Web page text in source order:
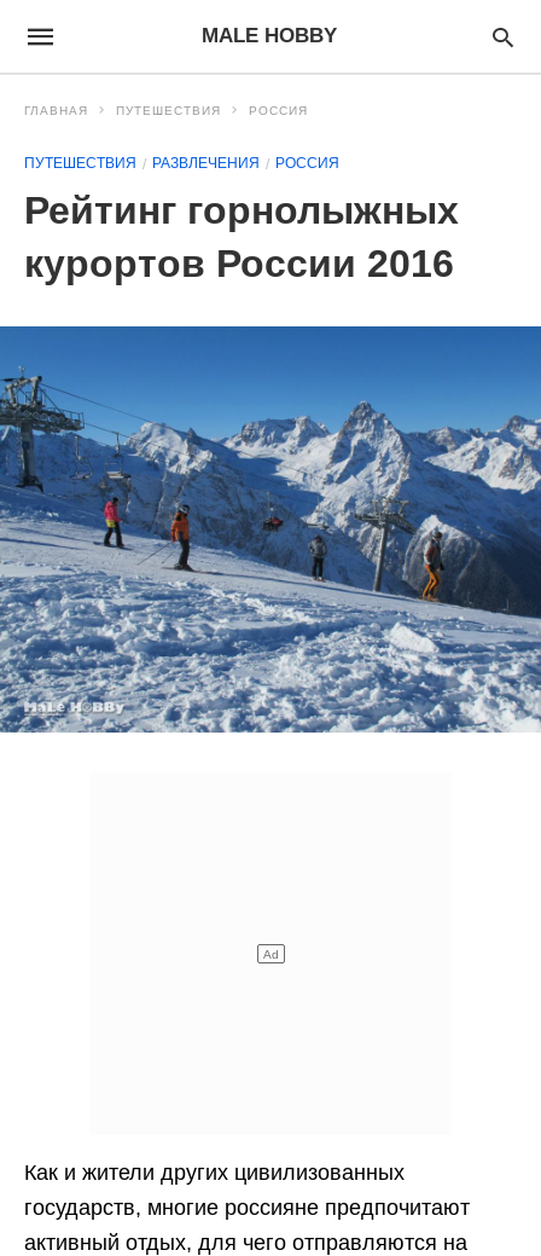
MALE HOBBY
ГЛАВНАЯ ПУТЕШЕСТВИЯ РОССИЯ
ПУТЕШЕСТВИЯ РАЗВЛЕЧЕНИЯ РОССИЯ
Рейтинг горнолыжных
курортов России 2016
Как и жители других цивилизованных
государств, многие россияне предпочитают
активный отдых, для чего отправляются на